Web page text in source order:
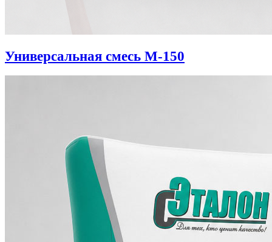
Универсальная смесь М-150